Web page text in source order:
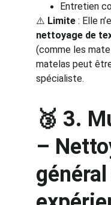
Entretien
⚠️ Limite : Elle
nettoyage de
(comme les
matelas peut
spécialiste.
🥉 3.
–